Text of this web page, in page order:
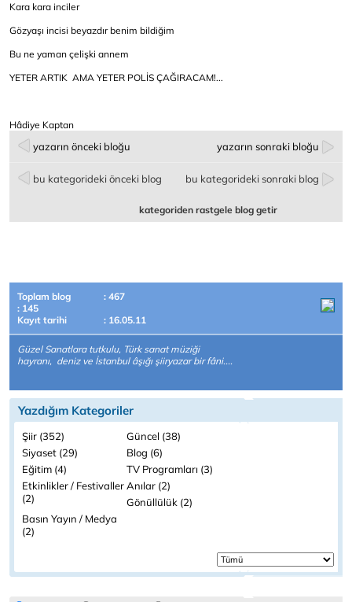
Kara kara inciler
Gözyaşı incisi beyazdır benim bildiğim
Bu ne yaman çelişki annem
YETER ARTIK AMA YETER POLİS ÇAĞIRACAM!...
Hâdiye Kaptan
yazarın önceki bloğu yazarın sonraki bloğu
bu kategorideki önceki blog bu kategorideki sonraki blog
kategoriden rastgele blog getir
Toplam blog
: 467
: 145
Kayıt tarihi
: 16.05.11
Güzel Sanatlara tutkulu, Türk sanat müziği
hayranı, deniz ve İstanbul âşığı şiiryazar bir fâni....
Yazdığım Kategoriler
Şiir (352)
Güncel (38)
Siyaset (29)
Blog (6)
Eğitim (4)
TV Programları (3)
Etkinlikler / Festivaller
(2)
Anılar (2)
Gönüllülük (2)
Basın Yayın / Medya
(2)